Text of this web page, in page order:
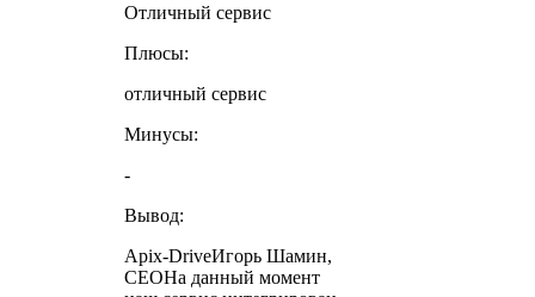
Отличный сервис
Плюсы:
отличный сервис
Минусы:
-
Вывод:
Apix-DriveИгорь Шамин,
CEOНа данный момент